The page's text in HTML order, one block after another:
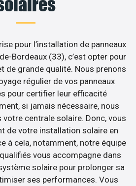
pour l’installation de panneaux
Bordeaux (33), c’est opter pour
de grande qualité. Nous prenons
régulier de vos panneaux
pour certifier leur efficacité
si jamais nécessaire, nous
centrale solaire. Donc, vous
de votre installation solaire en
à cela, notamment, notre équipe
vous accompagne dans
solaire pour prolonger sa
ses performances. Vous